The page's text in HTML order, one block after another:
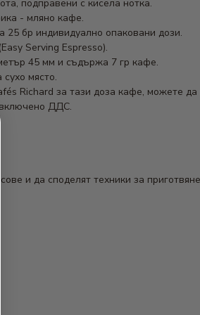
подправени с кисела нотка.
- мляно кафе.
25 бр индивидуално опаковани дози.
Serving Espresso).
45 мм и съдържа 7 гр кафе.
място.
Richard за тази доза кафе, можете да
ДДС.
и да споделят техники за
за вашето удоволствие.